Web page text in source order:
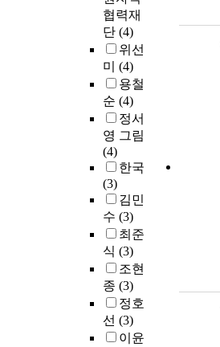
협력재
단 (4)
위선
미 (4)
용철
순 (4)
정서
영 그림
(4)
한국
(3)
김민
수 (3)
최준
식 (3)
조현
종 (3)
정호
선 (3)
이윤